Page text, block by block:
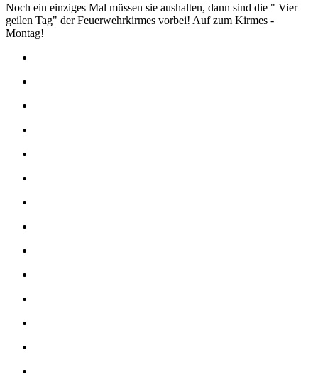
Noch ein einziges Mal müssen sie aushalten, dann sind die " Vier
geilen Tag" der Feuerwehrkirmes vorbei! Auf zum Kirmes -
Montag!